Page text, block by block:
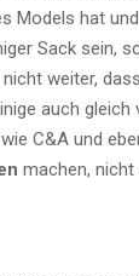
Models hat
Sack sein,
weiter,
auch gleich
C&A und
machen, nicht